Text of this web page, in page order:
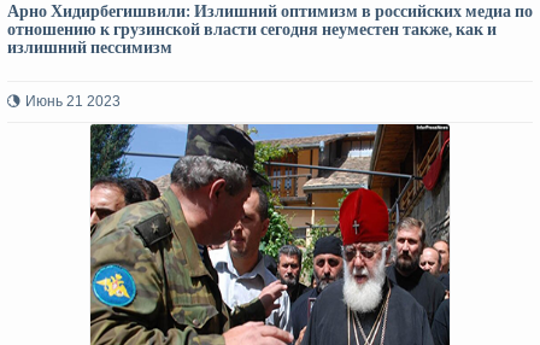
Арно Хидирбегишвили: Излишний оптимизм в российских медиа по
отношению к грузинской власти сегодня неуместен также, как и
излишний пессимизм
Июнь 21 2023